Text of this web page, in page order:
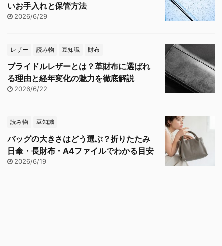
いお手入れと保管方法
2026/6/29
レザー 読み物 豆知識 財布
ブライドルレザーとは？革財布に選ばれ
る理由と経年変化の魅力を徹底解説
2026/6/22
読み物 豆知識
バッグの大きさはどう選ぶ？折りたたみ
日傘・長財布・A4ファイルでわかる目安
2026/6/19